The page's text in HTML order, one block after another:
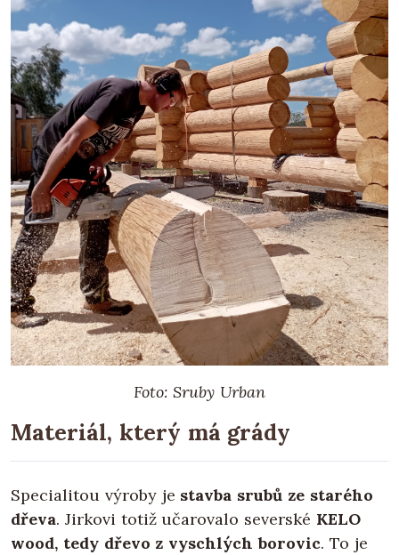
Foto: Sruby Urban
Materiál, který má grády
Specialitou výroby je stavba srubů ze starého
dřeva. Jirkovi totiž učarovalo severské KELO
wood, tedy dřevo z vyschlých borovic. To je